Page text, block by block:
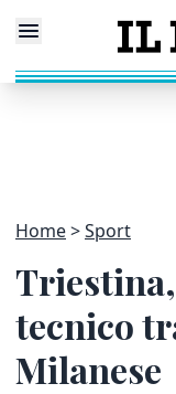
Home Sport
tecnico
Milanese